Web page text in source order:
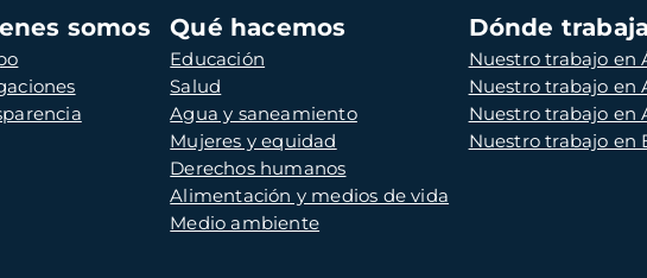
somos Qué hacemos
Educación
Salud
Agua y saneamiento
Mujeres y equidad
Derechos humanos
Alimentación y medios de vida
Medio ambiente
Dónde
Nuestro trabajo en
Nuestro trabajo en
Nuestro trabajo en
Nuestro trabajo en